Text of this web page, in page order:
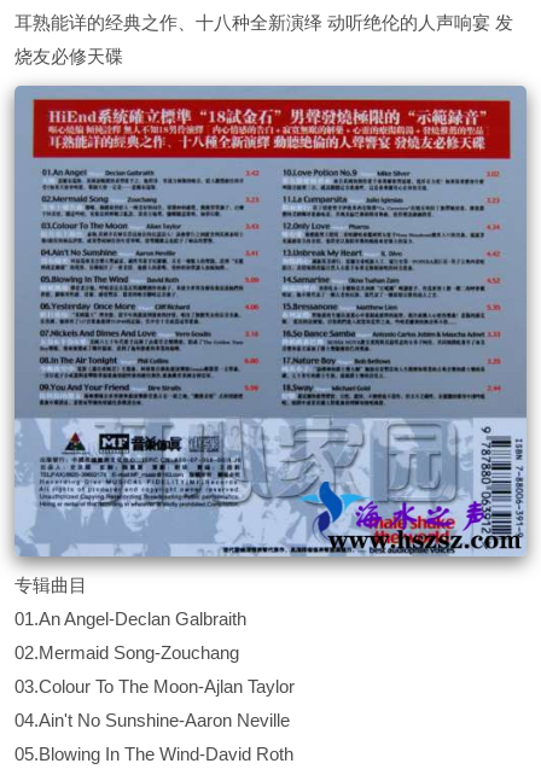
耳熟能详的经典之作、十八种全新演绎 动听绝伦的人声响宴 发
烧友必修天碟
专辑曲目
01.An Angel-Declan Galbraith
02.Mermaid Song-Zouchang
03.Colour To The Moon-Ajlan Taylor
04.Ain't No Sunshine-Aaron Neville
05.Blowing In The Wind-David Roth